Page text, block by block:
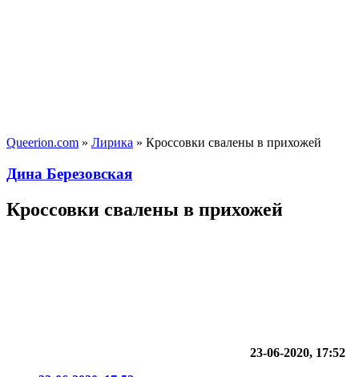
Queerion.com » Лирика » Кроссовки свалены в прихожей
Дина Березовская
Кроссовки свалены в прихожей
23-06-2020, 17:52